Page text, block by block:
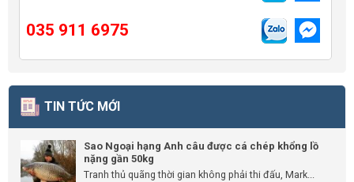
035 911 6975
TIN TỨC MỚI
Sao Ngoại hạng Anh câu được cá chép khổng lồ
nặng gần 50kg
Tranh thủ quãng thời gian không phải thi đấu, Mark...